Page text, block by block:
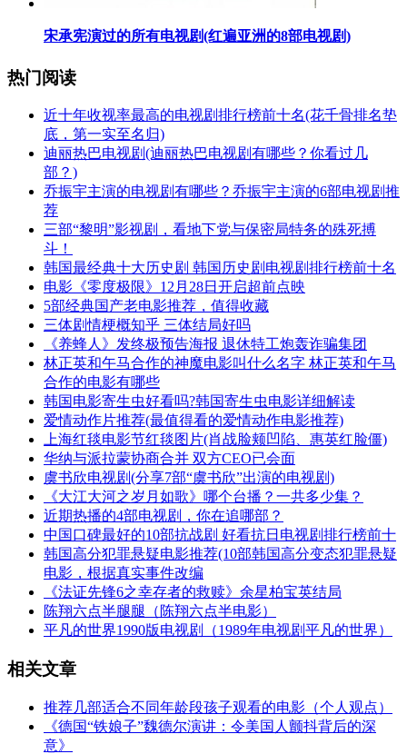
​宋承宪演过的所有电视剧(红遍亚洲的8部电视剧)
热门阅读
​近十年收视率最高的电视剧排行榜前十名(花千骨排名垫
底，第一实至名归)
​迪丽热巴电视剧(迪丽热巴电视剧有哪些？你看过几
部？)
​乔振宇主演的电视剧有哪些？乔振宇主演的6部电视剧推
荐
​三部“黎明”影视剧，看地下党与保密局特务的殊死搏
斗！
​韩国最经典十大历史剧 韩国历史剧电视剧排行榜前十名
​电影《零度极限》12月28日开启超前点映
​5部经典国产老电影推荐，值得收藏
​三体剧情梗概知乎 三体结局好吗
​《养蜂人》发终极预告海报 退休特工炮轰诈骗集团
​林正英和午马合作的神魔电影叫什么名字 林正英和午马
合作的电影有哪些
​韩国电影寄生虫好看吗?韩国寄生虫电影详细解读
​爱情动作片推荐(最值得看的爱情动作电影推荐)
​上海红毯电影节红毯图片(肖战脸颊凹陷、惠英红脸僵)
​华纳与派拉蒙协商合并 双方CEO已会面
​虞书欣电视剧(分享7部“虞书欣”出演的电视剧)
​《大江大河之岁月如歌》哪个台播？一共多少集？
​近期热播的4部电视剧，你在追哪部？
​中国口碑最好的10部抗战剧 好看抗日电视剧排行榜前十
​韩国高分犯罪悬疑电影推荐(10部韩国高分变态犯罪悬疑
电影，根据真实事件改编
​《法证先锋6之幸存者的救赎》余星柏宝英结局
​陈翔六点半腿腿（陈翔六点半电影）
​平凡的世界1990版电视剧（1989年电视剧平凡的世界）
相关文章
​推荐几部适合不同年龄段孩子观看的电影（个人观点）
​《德国“铁娘子”魏德尔演讲：令美国人颤抖背后的深
意》